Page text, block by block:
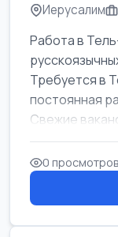
Иерусалим
Работа в
Требуется в
постоянная
Свежие
женщин от
0 просмотров